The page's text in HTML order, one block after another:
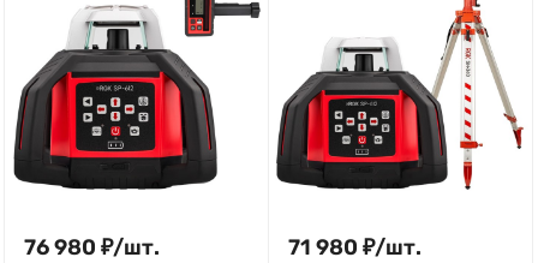
76 980 ₽/шт. 71 980 ₽/шт.